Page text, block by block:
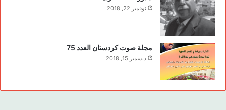
نوفمبر 22, 2018
مجلة صوت كردستان العدد 75
ديسمبر 15, 2018